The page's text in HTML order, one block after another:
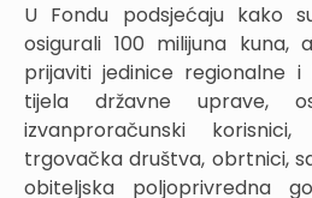
U Fondu podsjećaju kako
osigurali 100 milijuna
prijaviti jedinice regionalne i
tijela državne uprave,
izvanproračunski
trgovačka društva, obrtnici,
obiteljska poljoprivredna